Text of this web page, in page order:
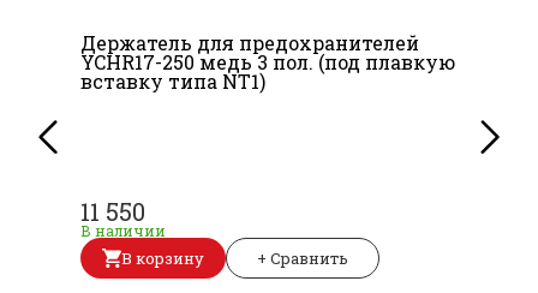
Держатель для предохранителей
YCHR17-250 медь 3 пол. (под плавкую
вставку типа NT1)
11 550
В наличии
В корзину + Сравнить